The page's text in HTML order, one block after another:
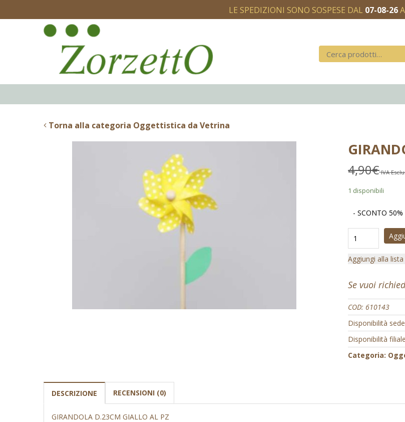
LE SPEDIZIONI SONO SOSPESE DAL 07-08-26
Torna alla categoria Oggettistica da Vetrina
4,90€ IVA
1 disponibili
- SCONTO 50%
Aggiungi alla
Se vuoi
COD: 610143
Disponibilità
Disponibilità
Categoria:
DESCRIZIONE RECENSIONI (0)
GIRANDOLA D.23CM GIALLO AL PZ